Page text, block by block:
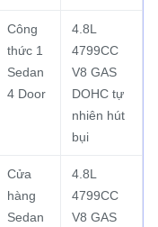
Công
thức 1
Sedan
4 Door
4.8L
4799CC
V8 GAS
DOHC tự
nhiên hút
bụi
Cửa
hàng
Sedan
4.8L
4799CC
V8 GAS